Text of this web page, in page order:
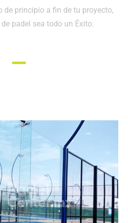
de principio a fin de tu proyecto,
padel sea todo un Éxito.